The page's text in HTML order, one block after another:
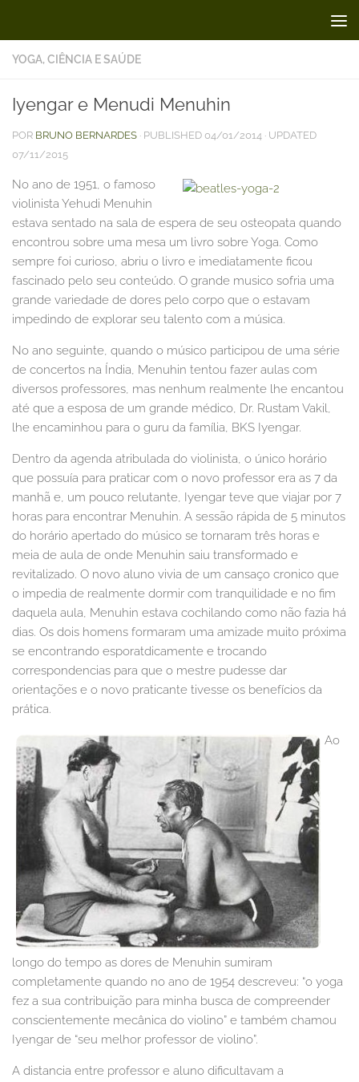
YOGA, CIÊNCIA E SAÚDE
Iyengar e Menudi Menuhin
POR BRUNO BERNARDES · PUBLISHED 04/01/2014 · UPDATED
07/11/2015
No ano de 1951, o famoso
violinista Yehudi Menuhin
estava sentado na sala de espera de seu osteopata quando
encontrou sobre uma mesa um livro sobre Yoga. Como
sempre foi curioso, abriu o livro e imediatamente ficou
fascinado pelo seu conteúdo. O grande musico sofria uma
grande variedade de dores pelo corpo que o estavam
impedindo de explorar seu talento com a música.
No ano seguinte, quando o músico participou de uma série
de concertos na Índia, Menuhin tentou fazer aulas com
diversos professores, mas nenhum realmente lhe encantou
até que a esposa de um grande médico, Dr. Rustam Vakil,
lhe encaminhou para o guru da família, BKS Iyengar.
Dentro da agenda atribulada do violinista, o único horário
que possuía para praticar com o novo professor era as 7 da
manhã e, um pouco relutante, Iyengar teve que viajar por 7
horas para encontrar Menuhin. A sessão rápida de 5 minutos
do horário apertado do músico se tornaram três horas e
meia de aula de onde Menuhin saiu transformado e
revitalizado. O novo aluno vivia de um cansaço cronico que
o impedia de realmente dormir com tranquilidade e no fim
daquela aula, Menuhin estava cochilando como não fazia há
dias. Os dois homens formaram uma amizade muito próxima
se encontrando esporatdicamente e trocando
correspondencias para que o mestre pudesse dar
orientações e o novo praticante tivesse os benefícios da
prática.
Ao
longo do tempo as dores de Menuhin sumiram
completamente quando no ano de 1954 descreveu: “o yoga
fez a sua contribuição para minha busca de compreender
conscientemente mecânica do violino” e também chamou
Iyengar de “seu melhor professor de violino”.
A distancia entre professor e aluno dificultavam a